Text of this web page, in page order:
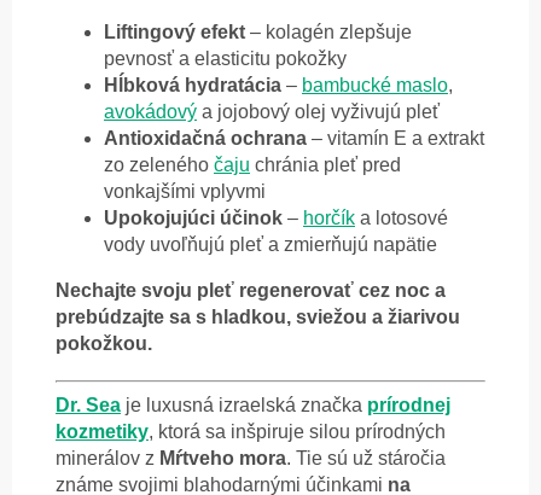
Liftingový efekt – kolagén zlepšuje
pevnosť a elasticitu pokožky
Hĺbková hydratácia – bambucké maslo,
avokádový a jojobový olej vyživujú pleť
Antioxidačná ochrana – vitamín E a extrakt
zo zeleného čaju chránia pleť pred
vonkajšími vplyvmi
Upokojujúci účinok – horčík a lotosové
vody uvoľňujú pleť a zmierňujú napätie
Nechajte svoju pleť regenerovať cez noc a
prebúdzajte sa s hladkou, sviežou a žiarivou
pokožkou.
Dr. Sea je luxusná izraelská značka prírodnej
kozmetiky, ktorá sa inšpiruje silou prírodných
minerálov z Mŕtveho mora. Tie sú už stáročia
známe svojimi blahodarnými účinkami na